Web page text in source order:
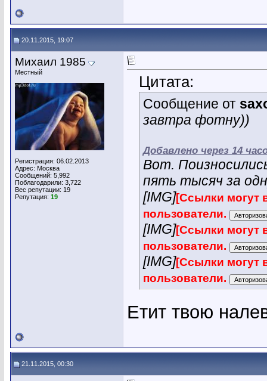
20.11.2015, 19:07
Михаил 1985
Местный
Регистрация: 06.02.2013
Адрес: Москва
Сообщений: 5,992
Поблагодарили: 3,722
Вес репутации: 19
Репутация: 19
Цитата:
Сообщение от
завтра фотну))
Добавлено через 14
Вот.
пять тысяч за
[IMG][Ссылки могут
пользователи.
[IMG][Ссылки могут
пользователи.
[IMG][Ссылки могут
пользователи.
Етит твою
21.11.2015, 00:30